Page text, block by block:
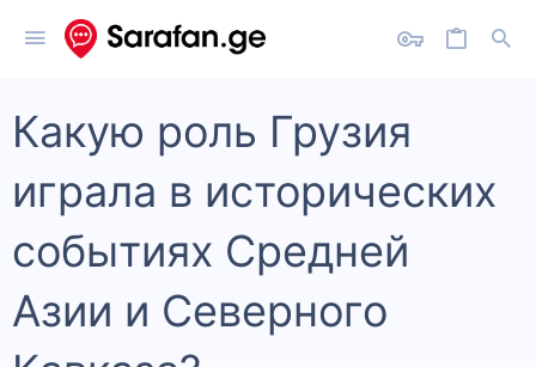
Какую роль Грузия
играла в исторических
событиях Средней
Азии и Северного